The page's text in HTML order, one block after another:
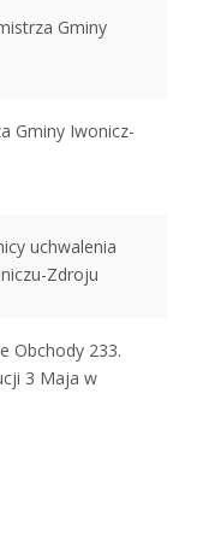
Gminy
Gminy Iwonicz-
uchwalenia
Zdroju
Obchody 233.
3 Maja w